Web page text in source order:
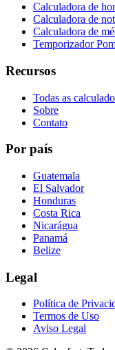
Calculadora de
Calculadora de
Calculadora de
Temporizador
Recursos
Todas as
Sobre
Contato
Por país
Guatemala
El Salvador
Honduras
Costa Rica
Nicarágua
Panamá
Belize
Legal
Política de
Termos de Uso
Aviso Legal